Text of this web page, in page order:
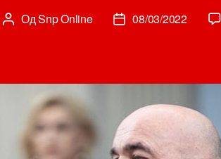
Аутор
ОдSnp Online
Датум
08/03/2022